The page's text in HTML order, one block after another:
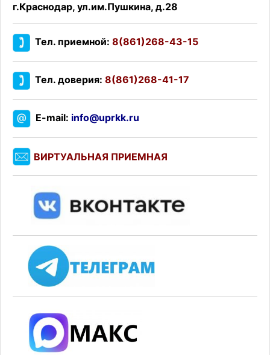
г.Краснодар, ул.им.Пушкина, д.28
Тел. приемной: 8(861)268-43-15
Тел. доверия: 8(861)268-41-17
E-mail: info@uprkk.ru
ВИРТУАЛЬНАЯ ПРИЕМНАЯ